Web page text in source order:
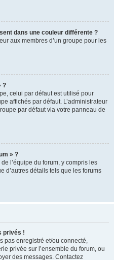
dans une couleur différente ?
aux membres d’un groupe pour les
?
celui par défaut est utilisé pour
affichés par défaut. L’administrateur
par défaut via votre panneau de
» ?
l’équipe du forum, y compris les
d’autres détails tels que les forums
privés !
pas enregistré et/ou connecté,
privée sur l’ensemble du forum, ou
des messages. Contactez